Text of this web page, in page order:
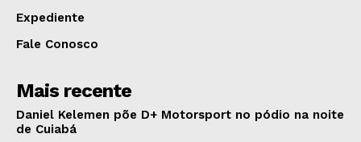
Expediente
Fale Conosco
Mais recente
Daniel Kelemen põe D+ Motorsport no pódio na noite
de Cuiabá